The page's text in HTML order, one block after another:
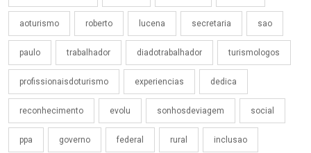
aoturismo roberto lucena secretaria sao
paulo trabalhador diadotrabalhador turismologos
profissionaisdoturismo experiencias dedica
reconhecimento evolu sonhosdeviagem social
ppa governo federal rural inclusao